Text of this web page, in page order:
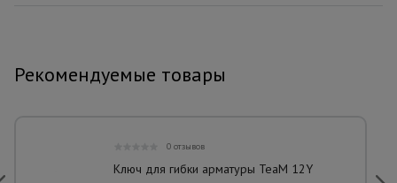
Рекомендуемые товары
0 отзывов
Ключ для гибки арматуры TeaM 12Y